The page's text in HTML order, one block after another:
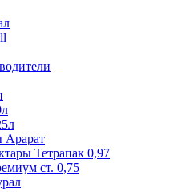
Арарат
Тетрапак 0,97
ст. 0,75